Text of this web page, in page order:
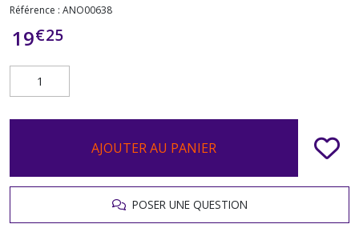
Référence : ANO00638
19€25
AJOUTER AU PANIER
POSER UNE QUESTION